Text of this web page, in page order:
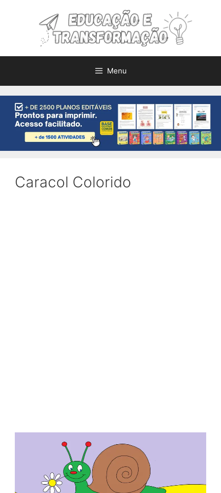
Menu
Caracol Colorido